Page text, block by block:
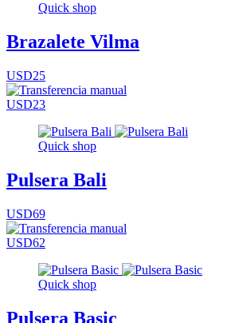
Quick shop
Brazalete Vilma
USD25
USD23
Quick shop
Pulsera Bali
USD69
USD62
Quick shop
Pulsera Basic